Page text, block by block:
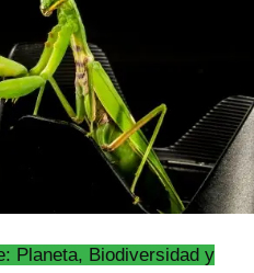
Planeta, Biodiversidad y